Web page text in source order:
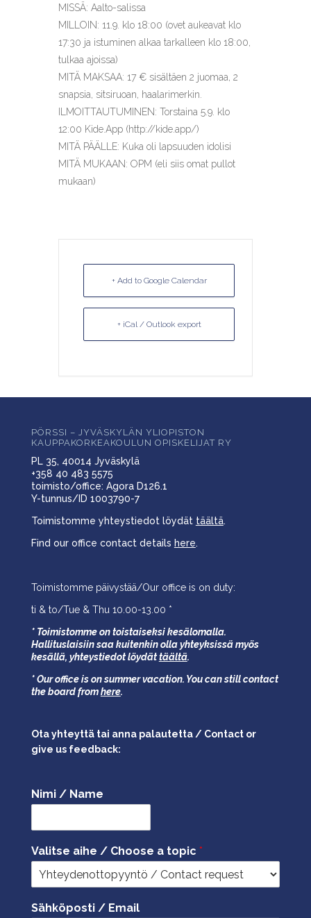
MISSÄ: Aalto-salissa
MILLOIN: 11.9. klo 18:00 (ovet aukeavat klo
17:30 ja istuminen alkaa tarkalleen klo 18:00,
tulkaa ajoissa)
MITÄ MAKSAA: 17 € sisältäen 2 juomaa, 2
snapsia, sitsiruoan, haalarimerkin.
ILMOITTAUTUMINEN: Torstaina 5.9. klo
12:00 Kide.App (http://kide.app/)
MITÄ PÄÄLLE: Kuka oli lapsuuden idolisi
MITÄ MUKAAN: OPM (eli siis omat pullot
mukaan)
+ Add to Google Calendar
+ iCal / Outlook export
PÖRSSI – JYVÄSKYLÄN YLIOPISTON
KAUPPAKORKEAKOULUN OPISKELIJAT RY
PL 35, 40014 Jyväskylä
+358 40 483 5575
toimisto/office: Agora D126.1
Y-tunnus/ID 1003790-7
Toimistomme yhteystiedot löydät täältä.
Find our office contact details here.
Toimistomme päivystää/Our office is on duty:
ti & to/Tue & Thu 10.00-13.00 *
* Toimistomme on toistaiseksi kesälomalla.
Hallituslaisiin saa kuitenkin olla yhteyksissä myös
kesällä, yhteystiedot löydättäältä.
* Our office is on summer vacation. You can still contact
the board fromhere.
Ota yhteyttä tai anna palautetta / Contact or
give us feedback:
Nimi / Name
Valitse aihe / Choose a topic *
Sähköposti / Email